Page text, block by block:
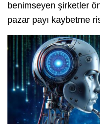
benimseyen şirketler
pazar payı kaybetme